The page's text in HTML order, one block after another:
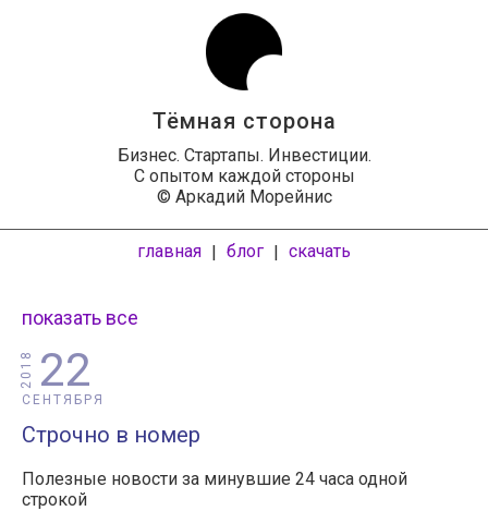
Тёмная сторона
Бизнес. Стартапы. Инвестиции.
С опытом каждой стороны
© Аркадий Морейнис
главная | блог | скачать
показать все
22
СЕНТЯБРЯ
2018
Строчно в номер
Полезные новости за минувшие 24 часа одной
строкой